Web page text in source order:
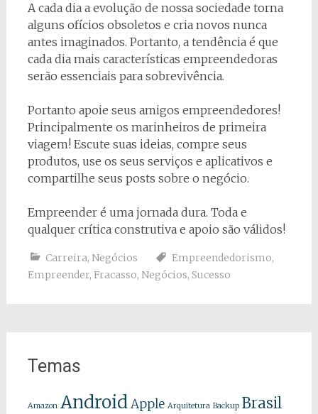
A cada dia a evolução de nossa sociedade torna
alguns ofícios obsoletos e cria novos nunca
antes imaginados. Portanto, a tendência é que
cada dia mais características empreendedoras
serão essenciais para sobrevivência.
Portanto apoie seus amigos empreendedores!
Principalmente os marinheiros de primeira
viagem! Escute suas ideias, compre seus
produtos, use os seus serviços e aplicativos e
compartilhe seus posts sobre o negócio.
Empreender é uma jornada dura. Toda e
qualquer crítica construtiva e apoio são válidos!
Carreira, Negócios Empreendedorismo,
Empreender, Fracasso, Negócios, Sucesso
Temas
Amazon AndroidApple Arquitetura Backup Brasil